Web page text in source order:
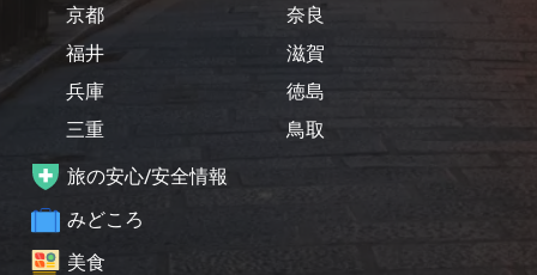
京都
福井
兵庫
三重
奈良
滋賀
徳島
鳥取
旅の安心/安全情報
みどころ
美食